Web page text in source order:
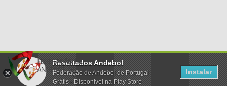
Resultados Andebol
Federação de Andebol de Portugal
Grátis - Disponivel na Play Store
Instalar